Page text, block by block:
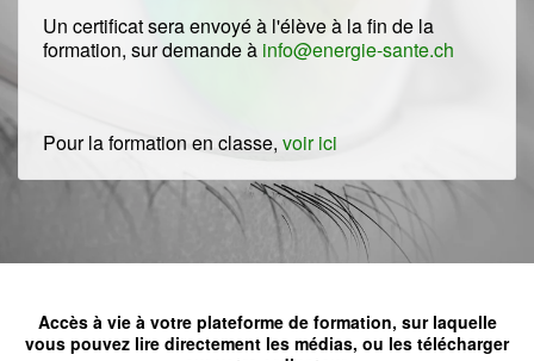
Un certificat sera envoyé à l'élève à la fin de la
formation, sur demande à info@energie-sante.ch
Pour la formation en classe, voir ici
Accès à vie à votre plateforme de formation, sur laquelle
vous pouvez lire directement les médias, ou les télécharger